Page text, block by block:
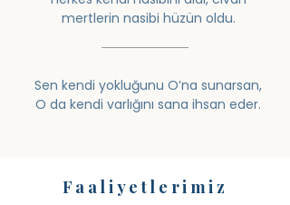
mertlerin nasibi hüzün oldu.
Sen kendi yokluğunu O’na sunarsan,
O da kendi varlığını sana ihsan eder.
Faaliyetlerimiz